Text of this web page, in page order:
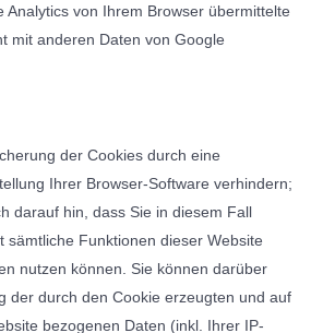
Analytics von Ihrem Browser übermittelte
mit anderen Daten von Google
der Cookies durch eine
Ihrer Browser-Software verhindern;
darauf hin, dass Sie in diesem Fall
sämtliche Funktionen dieser Website
nutzen können. Sie können darüber
der durch den Cookie erzeugten und auf
bezogenen Daten (inkl. Ihrer IP-